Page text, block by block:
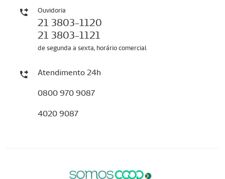
Ouvidoria
21 3803-1120
21 3803-1121
de segunda a sexta, horário comercial
Atendimento 24h
0800 970 9087
4020 9087